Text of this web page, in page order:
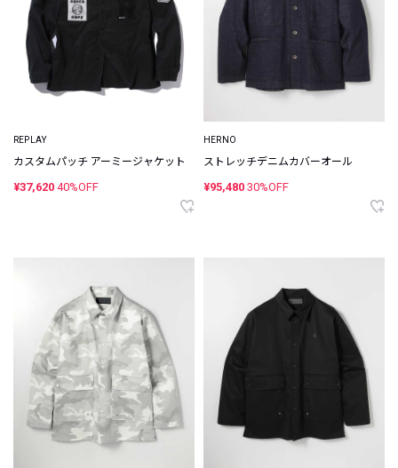
REPLAY
カスタムパッチ アーミージャケット
¥37,620 40%OFF
HERNO
ストレッチデニムカバーオール
¥95,480 30%OFF